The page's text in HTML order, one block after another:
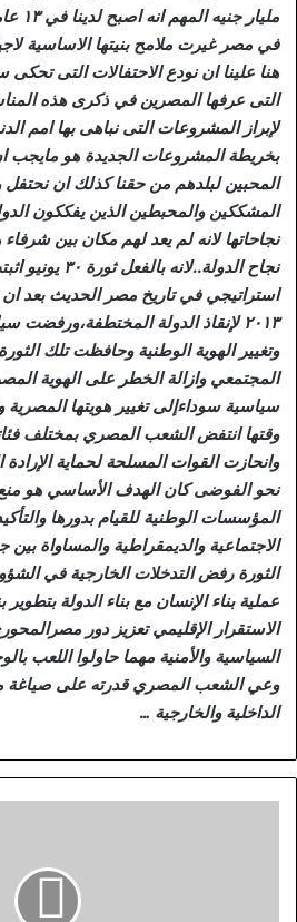
في مصر غيرت ملامح بنيتها الاساسية
هنا علينا ان نودع الاحتفالات التى تحكى
التى عرفها المصرين في ذكرى هذه
لإبراز المشروعات التى نباهى بها امم
بخريطة المشروعات الجديدة هو مايجب
المحبين لبلدهم من حقنا كذلك ان نحتفل
المشككين والمحبطين الذين يفككون
نجاحاتها لانه لم يعد لهم مكان بين
نجاح الدولة..لانه
استراتيجي في تاريخ مصر الحديث بعد
٢٠١٣ لإنقاذ الدولة
وتغيير الهوية الوطنية وحافظت تلك
المجتمعي وازالة الخطر على الهوية
سياسية سوداءإلى تغيير هويتها
وقتها انتفض الشعب المصري بمختلف
وانحازت القوات المسلحة لحماية الإرادة
نحو الفوضى كان الهدف الأساسي هو
المؤسسات الوطنية للقيام بدورها
الاجتماعية والديمقراطية والمساواة
الثورة رفض التدخلات الخارجية في
عملية بناء الإنسان مع بناء الدولة بتطوير
الاستقرار الإقليمي تعزيز دور
السياسية والأمنية مهما حاولوا اللعب
وعي الشعب المصري قدرته على صياغة
الداخلية والخارجية …